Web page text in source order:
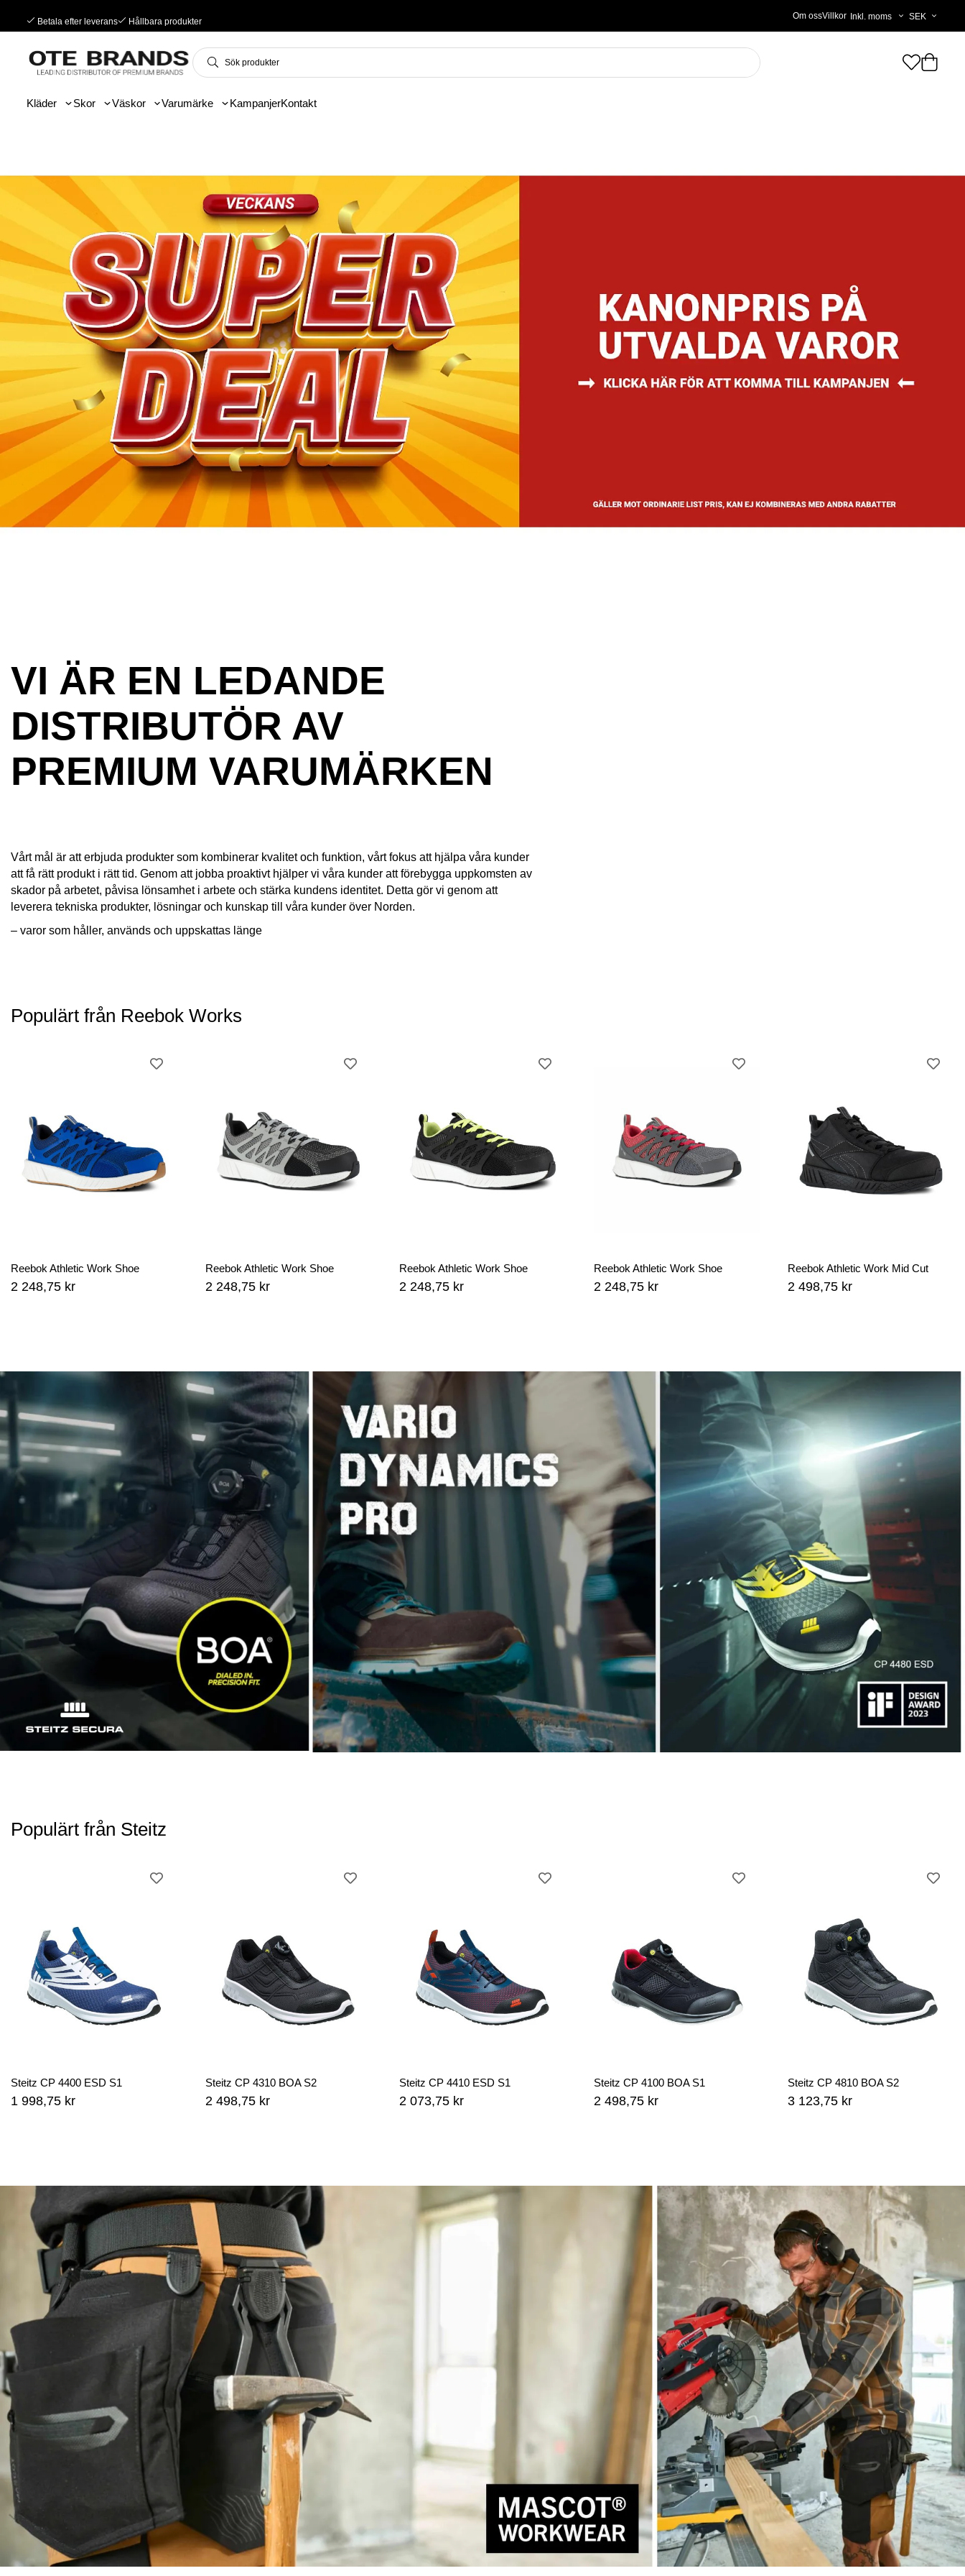
Betala efter leverans Hållbara produkter
Om ossVillkorVälj
Kläder Skor Väskor Varumärke KampanjerKontakt
VI ÄR EN LEDANDE
DISTRIBUTÖR AV
PREMIUM VARUMÄRKEN
Vårt mål är att erbjuda produkter som kombinerar kvalitet och funktion, vårt fokus att hjälpa våra kunder
att få rätt produkt i rätt tid. Genom att jobba proaktivt hjälper vi våra kunder att förebygga uppkomsten av
skador på arbetet, påvisa lönsamhet i arbete och stärka kundens identitet. Detta gör vi genom att
leverera tekniska produkter, lösningar och kunskap till våra kunder över Norden.
– varor som håller, används och uppskattas länge
Populärt från Reebok Works
Reebok Athletic Work Shoe
2 248,75 kr
Reebok Athletic Work Shoe
2 248,75 kr
Reebok Athletic Work Shoe
2 248,75 kr
Reebok Athletic Work Shoe
2 248,75 kr
Reebok Athletic Work Mid Cut
2 498,75 kr
Populärt från Steitz
Steitz CP 4400 ESD S1
1 998,75 kr
Steitz CP 4310 BOA S2
2 498,75 kr
Steitz CP 4410 ESD S1
2 073,75 kr
Steitz CP 4100 BOA S1
2 498,75 kr
Steitz CP 4810 BOA S2
3 123,75 kr